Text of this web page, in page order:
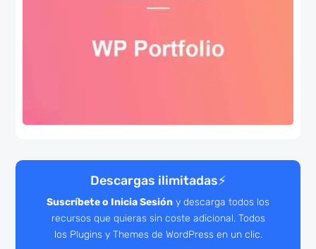
Descargas ilimitadas⚡
Suscríbete o Inicia Sesión y descarga todos los
recursos que quieras sin coste adicional. Todos
los Plugins y Themes de WordPress en un clic.